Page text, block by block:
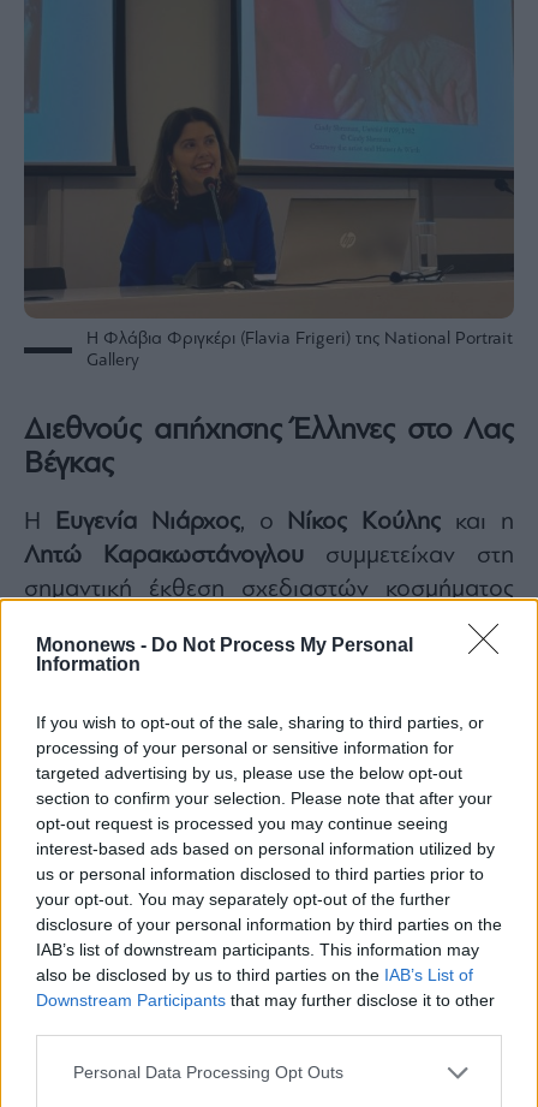
Mononews - Do Not Process My Personal
Information
If you wish to opt-out of the sale, sharing to third parties, or
processing of your personal or sensitive information for
targeted advertising by us, please use the below opt-out
section to confirm your selection. Please note that after your
opt-out request is processed you may continue seeing
interest-based ads based on personal information utilized by
us or personal information disclosed to third parties prior to
your opt-out. You may separately opt-out of the further
disclosure of your personal information by third parties on the
IAB’s list of downstream participants. This information may
also be disclosed by us to third parties on the IAB’s List of
Downstream Participants that may further disclose it to other
Personal Data Processing Opt Outs
Η Φλάβια Φριγκέρι (Flavia Frigeri) της National Portrait
Gallery
Διεθνούς απήχησης Έλληνες στο Λας
Βέγκας
Η Ευγενία Νιάρχος, ο Νίκος Κούλης και η
Λητώ Καρακωστάνογλου συμμετείχαν στη
σημαντική έκθεση σχεδιαστών κοσμήματος
Πρόκειται για την πιο γνωστή και εκτεταμένη
κοσμηματοποιίας και ωρολογοποιίας στην
Αμερική. Πραγματοποιείται ετησίως στο
πολυτελές ξενοδοχείοWynn Las Vegas.